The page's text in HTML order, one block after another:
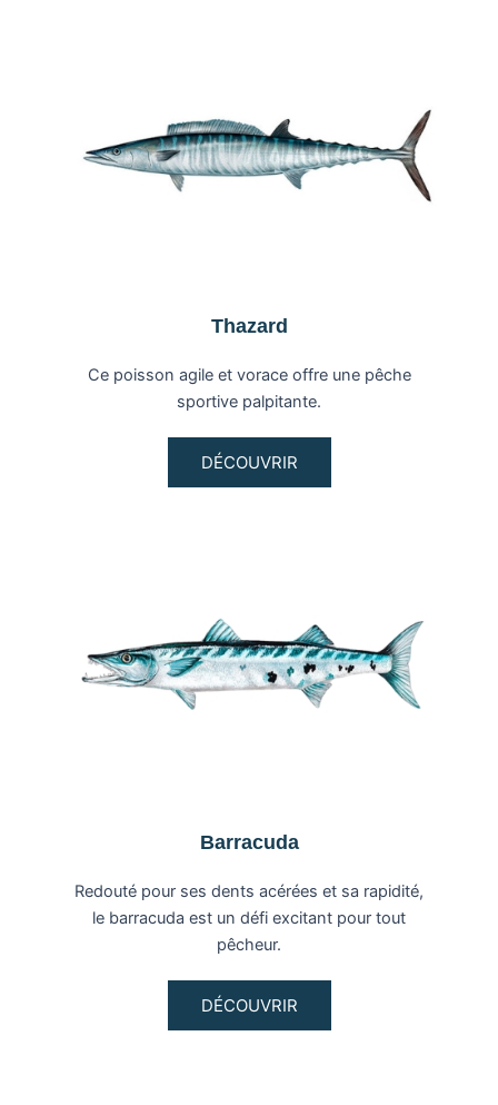
Thazard
Ce poisson agile et vorace offre une pêche
sportive palpitante.
DÉCOUVRIR
Barracuda
Redouté pour ses dents acérées et sa rapidité,
le barracuda est un défi excitant pour tout
pêcheur.
DÉCOUVRIR